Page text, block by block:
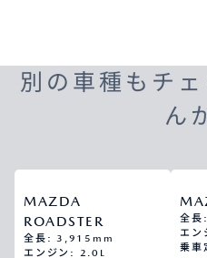
別の車種もチ
ん
MAZDA
ROADSTER
全長: 3,915mm
エンジン: 2.0L
全
エ
乗車